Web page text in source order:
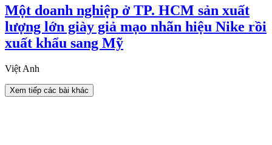
Một doanh nghiệp ở TP. HCM sản xuất
lượng lớn giày giả mạo nhãn hiệu Nike rồi
xuất khẩu sang Mỹ
Việt Anh
Xem tiếp các bài khác